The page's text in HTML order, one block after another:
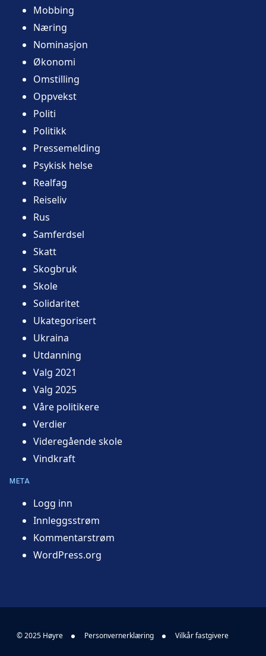
Mobbing
Næring
Nominasjon
Økonomi
Omstilling
Oppvekst
Politi
Politikk
Pressemelding
Psykisk helse
Realfag
Reiseliv
Rus
Samferdsel
Skatt
Skogbruk
Skole
Solidaritet
Ukategorisert
Ukraina
Utdanning
Valg 2021
Valg 2025
Våre politikere
Verdier
Videregående skole
Vindkraft
META
Logg inn
Innleggsstrøm
Kommentarstrøm
WordPress.org
© 2025 Høyre Personvernerklæring Vilkår fastgivere